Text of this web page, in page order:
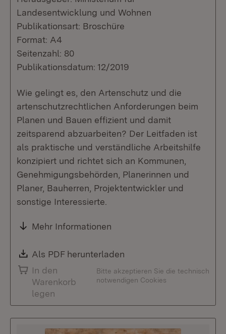
Landesentwicklung und Wohnen
Publikationsart: Broschüre
Format: A4
Seitenzahl: 80
Publikationsdatum: 12/2019
Wie gelingt es, den Artenschutz und die
artenschutzrechtlichen Anforderungen beim
Planen und Bauen effizient und damit
zeitsparend abzuarbeiten? Der Leitfaden ist
als praktische und verständliche Arbeitshilfe
konzipiert und richtet sich an Kommunen,
Genehmigungsbehörden, Planerinnen und
Planer, Bauherren, Projektentwickler und
sonstige Interessierte.
Mehr Informationen
Download:
Als PDF herunterladen
In den
Warenkorb
legen
Bitte akzeptieren Sie die technisch
notwendigen Cookies